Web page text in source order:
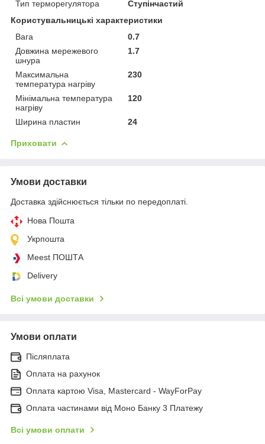
Тип терморегулятора
Ступінчастий
Користувальницькі характеристики
Вага
0.7
Довжина мережевого
шнура
1.7
Максимальна
температура нагріву
230
Мінімальна температура
нагріву
120
Ширина пластин 24
Приховати
Умови доставки
Доставка здійснюється тільки по передоплаті.
Нова Пошта
Укрпошта
Meest ПОШТА
Delivery
Всі умови доставки
Умови оплати
Післяплата
Оплата на рахунок
Оплата картою Visa, Mastercard - WayForPay
Оплата частинами від Моно Банку 3 Платежу
Всі умови оплати